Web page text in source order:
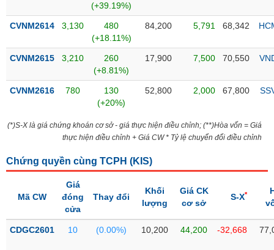
tiết
quan
dịch
chính
kỹ
Hồ
doanh
nghiệp
(+39.19%)
CVNM2614 3,130
480
(+18.11%)
84,200 5,791 68,342
CVNM2615 3,210
260
(+8.81%)
17,900 7,500 70,550
CVNM2616 780
130
(+20%)
52,800 2,000 67,800
(*)S-X là giá chứng khoán cơ sở - giá thực hiện điều chỉnh; (**)Hòa vốn = Giá
thực hiện điều chỉnh + Giá CW * Tỷ lệ chuyển đổi điều chỉnh
Chứng quyền cùng TCPH (KIS)
Mã CW
Giá
đóng
cửa
Thay đổi
Khối
lượng
Giá CK
cơ sở
S-X*
CDGC2601 10 (0.00%) 10,200 44,200 -32,668
Ngành
(-)
VS-
SECTOR
NĂNG
VẬT
LIỆU